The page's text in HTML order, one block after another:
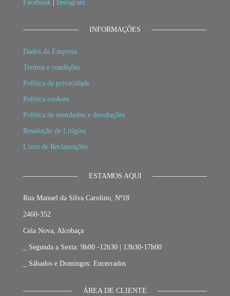
Facebook Instagram
INFORMAÇÕES
Dados da Empresa
Termos e condições
Política de privacidade
Política cookies
Política de reembolso e devoluções
Resolução de Litígios
Livro de Reclamações
ESTAMOS AQUI
Rua Manuel da Silva Carolino, Nº18
2460-352
Cela Nova, Alcobaça
_ Segunda a Sexta: 9h00 -12h30 | 13h30-17h00
_ Sábados e Domingos: Encerrados
ÁREA DE CLIENTE